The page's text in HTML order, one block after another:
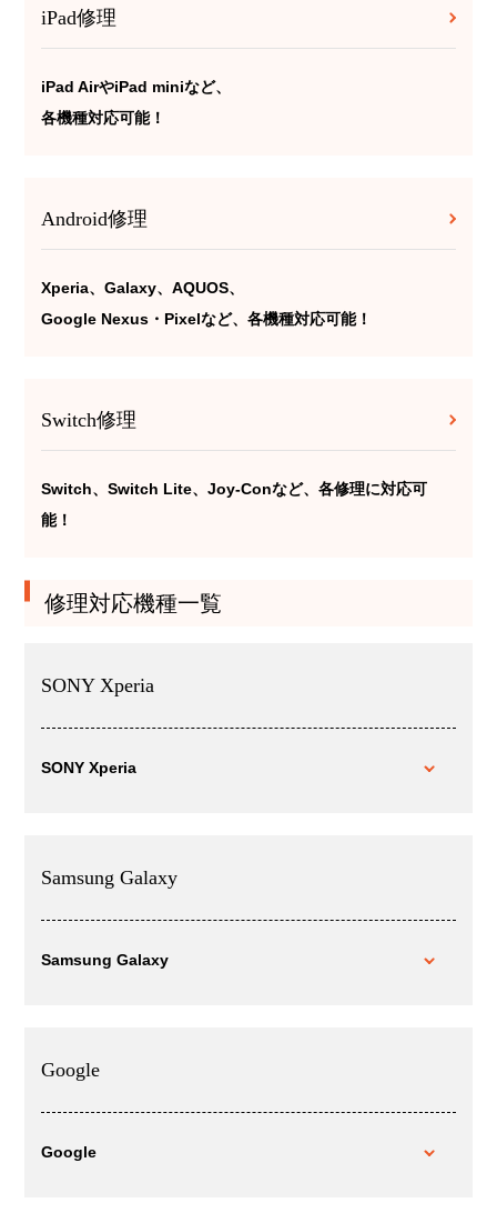
iPad修理
iPad AirやiPad miniなど、
各機種対応可能！
Android修理
Xperia、Galaxy、AQUOS、
Google Nexus・Pixelなど、各機種対応可能！
Switch修理
Switch、Switch Lite、Joy-Conなど、各修理に対応可
能！
修理対応機種一覧
SONY Xperia
SONY Xperia
Samsung Galaxy
Samsung Galaxy
Google
Google